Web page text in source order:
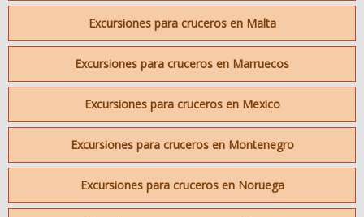
Excursiones para cruceros en Malta
Excursiones para cruceros en Marruecos
Excursiones para cruceros en Mexico
Excursiones para cruceros en Montenegro
Excursiones para cruceros en Noruega